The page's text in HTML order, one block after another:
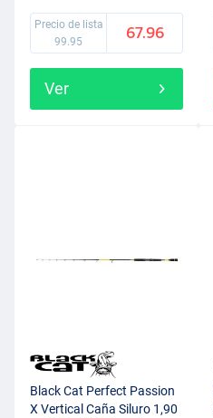
Precio de lista
99.95
67.96
Ver
Black Cat Perfect Passion
X Vertical Caña Siluro 1,90